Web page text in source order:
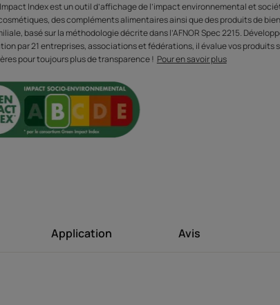
Une galénique inédite
qui répare les
sans aucun fini
les fourches, rescelle les brèches.
POINTES DE LA CHALEUR : sous l'action du Pellicer, le
Impact Index est un outil d’affichage de l’impact environnemental et
des compléments alimentaires ainsi que des produits de
basé sur la méthodologie décrite dans l’AFNOR Spec 2215.
par 21 entreprises, associations et fédérations, il évalue vos produits
pour toujours plus de transparence ! Pour en savoir plus
Application Avis